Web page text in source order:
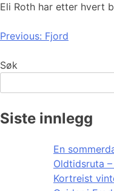
Eli Roth har etter hvert
Previous: Fjord
Søk
Siste innlegg
En
Oldtidsruta
Kortreist